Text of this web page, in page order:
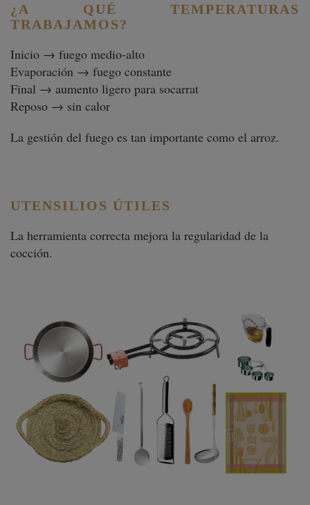
¿A QUÉ TEMPERATURAS
TRABAJAMOS?
Inicio → fuego medio-alto
Evaporación → fuego constante
Final → aumento ligero para socarrat
Reposo → sin calor
La gestión del fuego es tan importante como el arroz.
UTENSILIOS ÚTILES
La herramienta correcta mejora la regularidad de la
cocción.